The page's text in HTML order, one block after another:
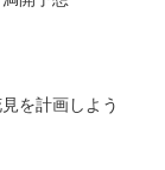
を計画しよう